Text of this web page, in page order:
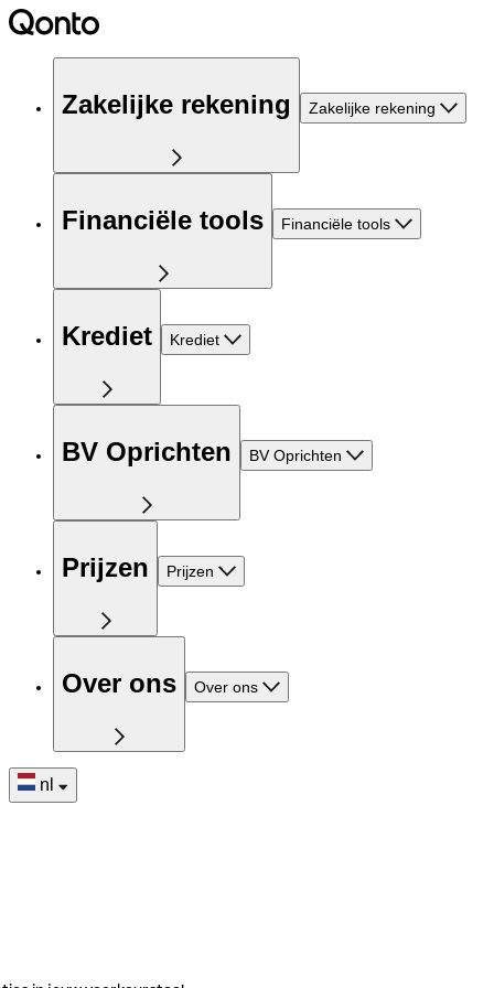
Zakelijke rekening Zakelijke rekening
Financiële tools Financiële tools
Krediet Krediet
BV Oprichten BV Oprichten
Prijzen Prijzen
Over ons Over ons
nl